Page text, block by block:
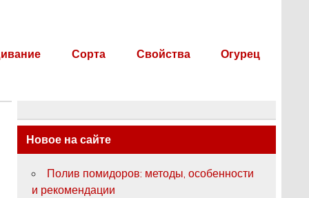
Сорта Свойства Огурец
Новое на сайте
Полив помидоров: методы, особенности
и рекомендации